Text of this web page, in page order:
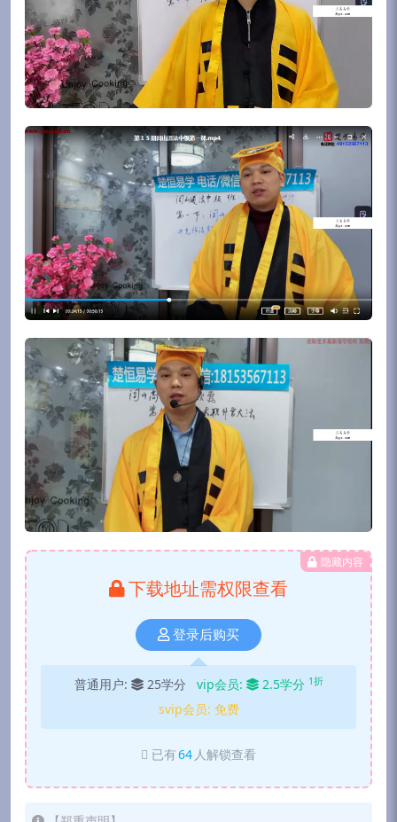
隐藏内容
下载地址需权限查看
登录后购买
普通用户: 25学分 vip会员: 2.5学分 1折
svip会员: 免费
已有64 人解锁查看